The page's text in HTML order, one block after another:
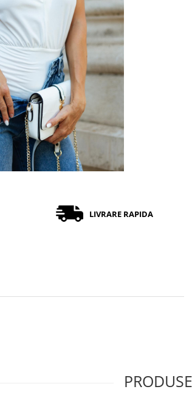
LIVRARE RAPIDA